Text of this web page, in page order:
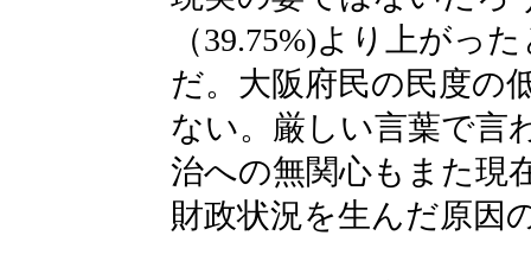
（39.75%)より上がっ
だ。大阪府民の民度の
ない。厳しい言葉で言
治への無関心もまた現
財政状況を生んだ原因